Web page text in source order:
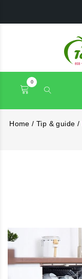
0
Home/ Tip & guide /